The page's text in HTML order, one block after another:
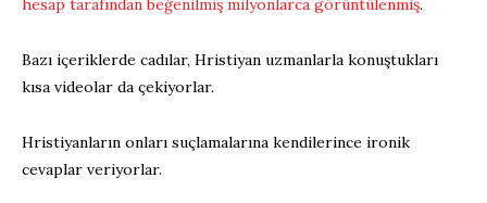
hesap tarafından beğenilmiş milyonlarca görüntülenmiş.
Bazı içeriklerde cadılar, Hristiyan uzmanlarla konuştukları
kısa videolar da çekiyorlar.
Hristiyanların onları suçlamalarına kendilerince ironik
cevaplar veriyorlar.